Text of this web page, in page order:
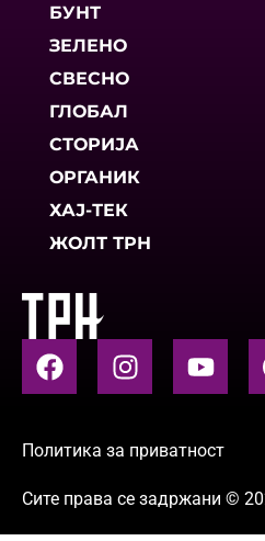
БУНТ
ЗЕЛЕНО
СВЕСНО
ГЛОБАЛ
СТОРИЈА
ОРГАНИК
ХАЈ-ТЕК
ЖОЛТ ТРН
Политика за приватност
Сите права се задржани ©